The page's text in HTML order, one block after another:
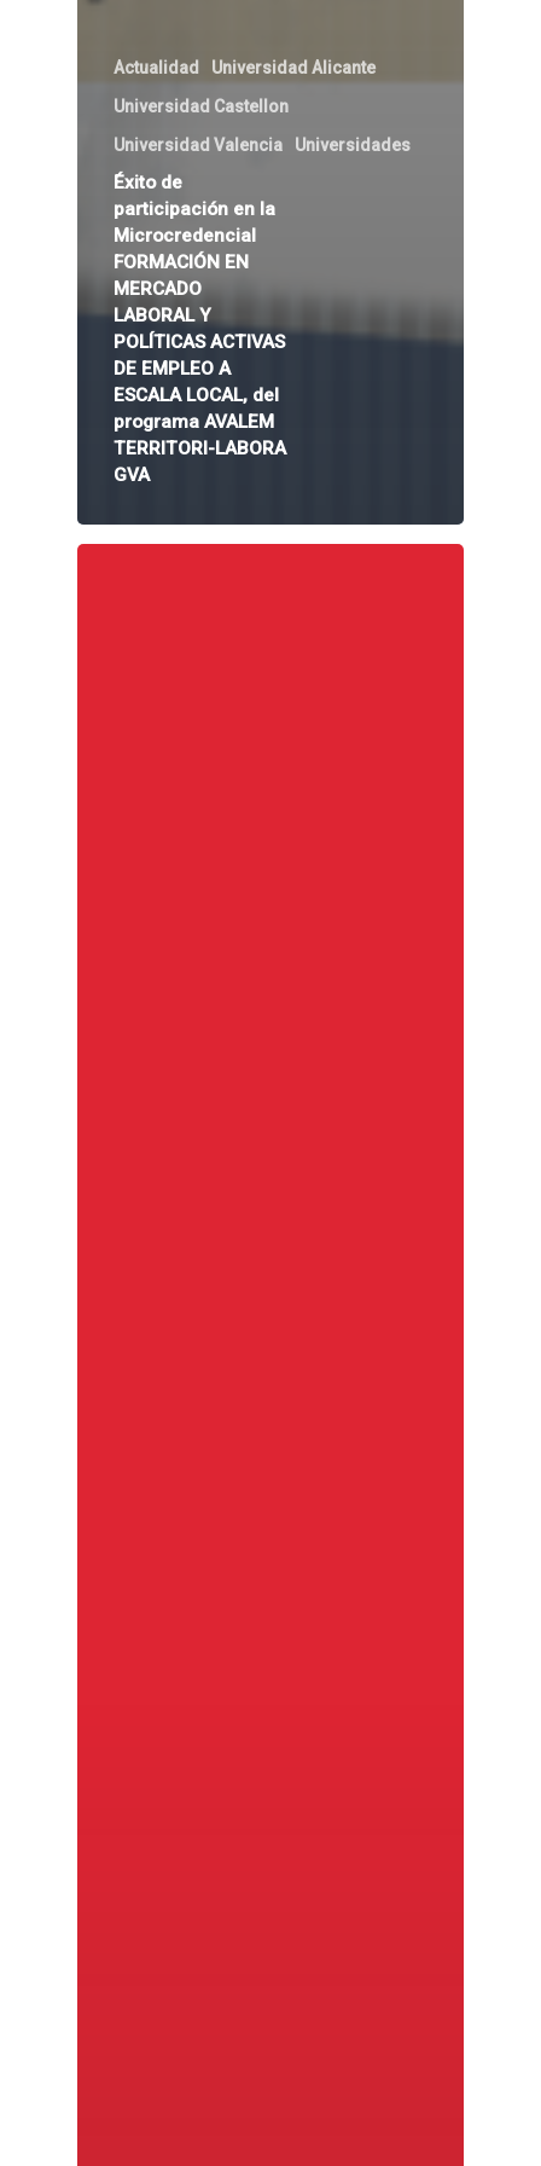
Actualidad
Universidad Alicante
Universidad Castellon
Universidad Valencia
Universidades
Éxito de
participación en la
Microcredencial
FORMACIÓN EN
MERCADO
LABORAL Y
POLÍTICAS ACTIVAS
DE EMPLEO A
ESCALA LOCAL, del
programa AVALEM
TERRITORI-LABORA
GVA